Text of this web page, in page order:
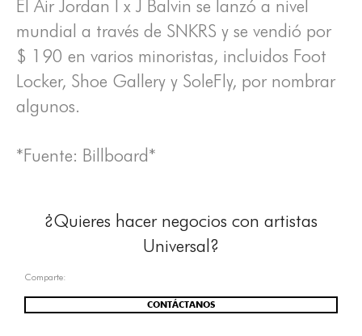
El Air Jordan I x J Balvin se lanzó a nivel
mundial a través de SNKRS y se vendió por
$ 190 en varios minoristas, incluidos Foot
Locker, Shoe Gallery y SoleFly, por nombrar
algunos.
*Fuente: Billboard*
¿Quieres hacer negocios con artistas
Universal?
Comparte:
CONTÁCTANOS